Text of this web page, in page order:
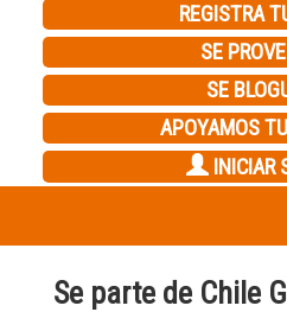
REGISTRA
SE
SE
APOYAMOS
INICIAR
Se parte de Chile